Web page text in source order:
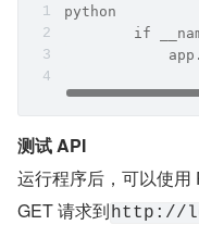
python
if
测试 API
运行程序后，可以使用
GET 请求到http://